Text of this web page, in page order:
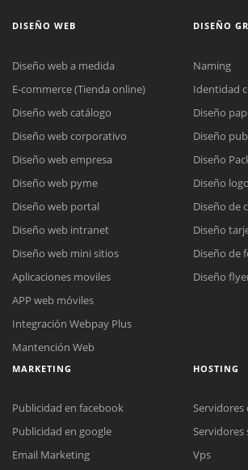
DISEÑO WEB
Diseño web a medida
E-commerce (Tienda online)
Diseño web catálogo
Diseño web corporativo
Diseño web empresa
Diseño web pyme
Diseño web portal
Diseño web intranet
Diseño web mini sitios
Aplicaciones moviles
APP web móviles
Integración Webpay Plus
Mantención Web
DISEÑO
Naming
Identidad
Diseño
Diseño
Diseño
Diseño logo
Diseño de
Diseño
Diseño de
Diseño
MARKETING
Publicidad en facebook
Publicidad en google
Email Marketing
HOSTING
Servidores
Servidores
Vps